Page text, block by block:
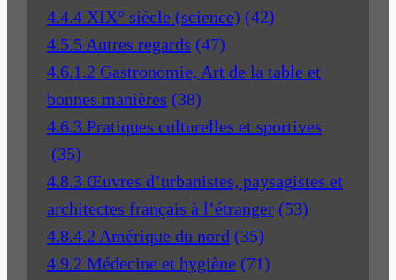
4.4.4 XIX° siècle (science) (42)
4.5.5 Autres regards (47)
4.6.1.2 Gastronomie, Art de la table et
bonnes manières (38)
4.6.3 Pratiques culturelles et sportives
(35)
4.8.3 Œuvres d’urbanistes, paysagistes et
architectes français à l’étranger (53)
4.8.4.2 Amérique du nord (35)
4.9.2 Médecine et hygiène (71)